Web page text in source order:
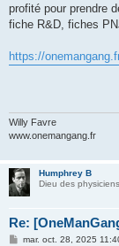
profité pour prendre
fiche R&D, fiches
https://
Willy Favre
www.onemangang.fr
Humphrey B
Dieu des
Re:
Mmar. oct. 28, 2025